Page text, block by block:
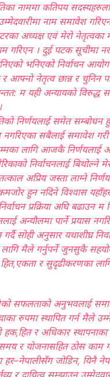
नाममा कतिपय
नाम समावेश गरिएन
अध्यक्ष एवं मेरो नेतृत्वका
गरिएन । दुई पटक सूचीमा
भनिएको निर्वाचन
र आफ्नो नेतृत्व छान्न र
म यही अन्यायको विरुद्ध
निर्णयलाई समेत सम्बोधन
सबैलाई समावेश गरी
लागि आजकै निर्णयलाई
निर्वाचनलाई
अप्रिय जस्ता लाग्ने
हुन नदिने विश्वास
प्रक्रिया अघि बढाउन म
अन्यौलमा पार्ने प्रयास
सोही अनुसार यथाशीघ्र
मैले गर्नुपर्ने जुनसुकै
र सुदृढीकरणका
सफलताको अनुभवलाई
रुपमा स्थापित गर्न मैले
हक,हित र अधिकार
र योजनासहित ठोस काम
जोडिन, यिनै